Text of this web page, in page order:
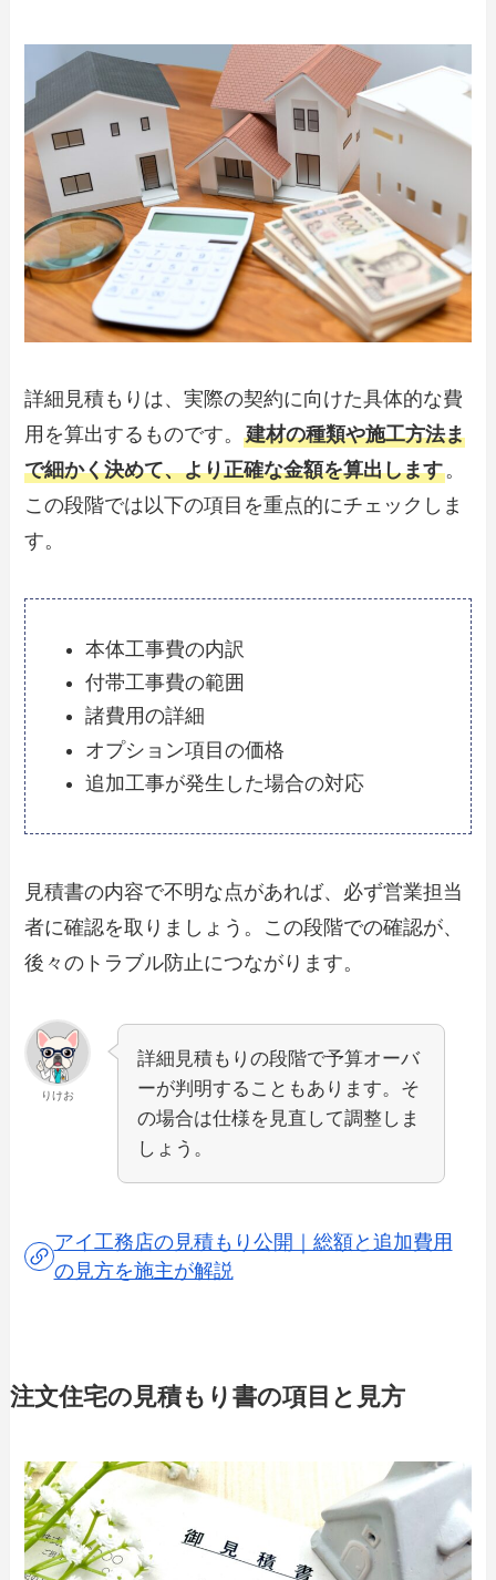
詳細見積もりは、実際の契約に向けた具体的な費
用を算出するものです。建材の種類や施工方法ま
で細かく決めて、より正確な金額を算出します。
この段階では以下の項目を重点的にチェックしま
す。
本体工事費の内訳
付帯工事費の範囲
諸費用の詳細
オプション項目の価格
追加工事が発生した場合の対応
見積書の内容で不明な点があれば、必ず営業担当
者に確認を取りましょう。この段階での確認が、
後々のトラブル防止につながります。
りけお
詳細見積もりの段階で予算オーバ
ーが判明することもあります。そ
の場合は仕様を見直して調整しま
しょう。
アイ工務店の見積もり公開｜総額と追加費用
の見方を施主が解説
注文住宅の見積もり書の項目と見方